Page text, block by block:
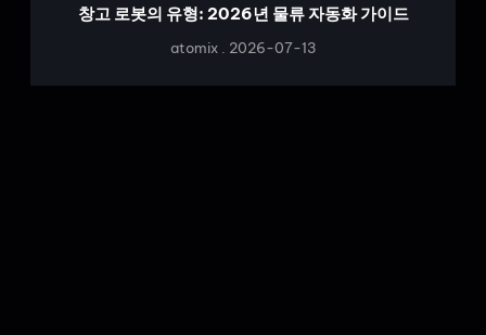
창고 로봇의 유형: 2026년 물류 자동화 가이드
atomix 2026-07-13